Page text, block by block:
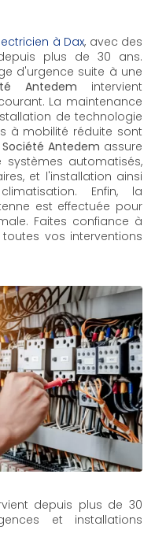
à Dax, avec des
plus de 30 ans.
d'urgence suite à une
Antedem intervient
La maintenance
de technologie
à mobilité réduite sont
Société Antedem assure
automatisés,
et l'installation ainsi
Enfin, la
est effectuée pour
Faites confiance à
vos interventions
depuis plus de 30
et installations